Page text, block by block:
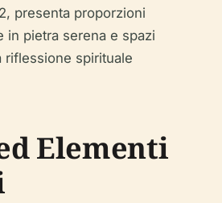
presenta proporzioni
in pietra serena e spazi
riflessione spirituale
Elementi